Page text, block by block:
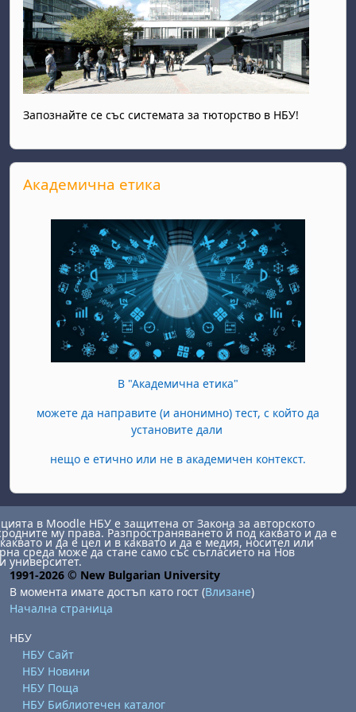
Запознайте се със системата за тюторство в НБУ!
Прескочи Академична етика
Академична етика
В "Академична етика"
можете да направите (и анонимно) тест, с който да
установите дали
нещо е етично или не в академичен контекст.
в Moodle НБУ е защитена от Закона за авторското
му права. Разпространяването й под каквато и да е
и да е цел и в каквато и да е медия, носител или
среда може да стане само със съгласието на Нов
университет.
1991-2026 © New Bulgarian University
В момента имате достъп като гост (Влизане)
Начална страница
НБУ
НБУ Сайт
НБУ Новини
НБУ Поща
НБУ Библиотечен каталог